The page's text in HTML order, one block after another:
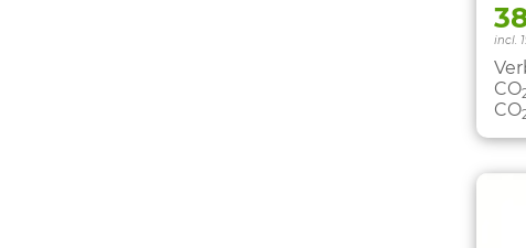
incl.
CO
CO